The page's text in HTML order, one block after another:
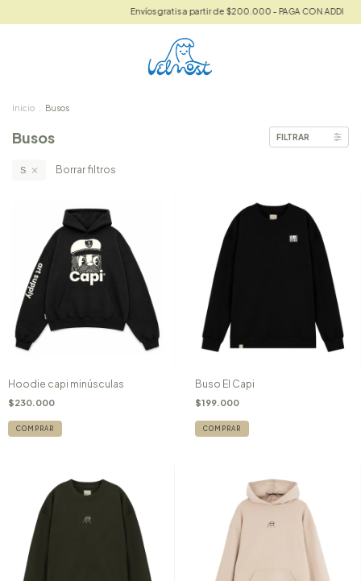
Envíos gratis a partir de $200.000 - PAGA CON ADDI
Inicio Busos
Busos FILTRAR
S Borrar filtros
Hoodie capi minúsculas
$230.000
COMPRAR
Buso El Capi
$199.000
COMPRAR